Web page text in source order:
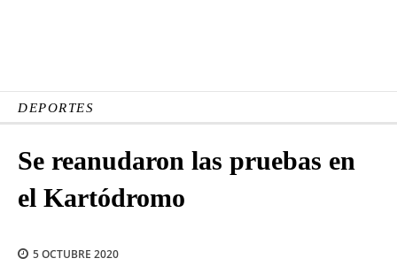
DEPORTES
Se reanudaron las pruebas en
el Kartódromo
5 OCTUBRE 2020